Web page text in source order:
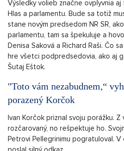
kandidátov. Bolo totiž jasné, že
Harabina mu hlas nedajú a to sa aj
pomohli k víťazstvu aj voliči
zmobilizoval predseda Aliancie a
prezidenta Krisztián Forró. Ivanovi
podarilo vyhrať len v Bratislavskom
skončili víťazstvom Petra Pellegriniho.
Voľby prezidenta spôsobili hneď
dosiahli extrémne vysokú účasť.
druhom kole viac ako milión hlasov.
Schuster získal zrejme
hlasov, Vladimír Mečiar takmer 1,3